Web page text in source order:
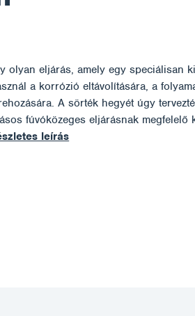
olyan eljárás, amely egy speciálisan
a korrózió eltávolítására, a
A sörték hegyét úgy
fúvóközeges eljárásnak megfelelő
leírás